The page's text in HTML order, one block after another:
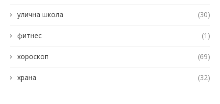
улична школа (30)
фитнес (1)
хороскоп (69)
храна (32)